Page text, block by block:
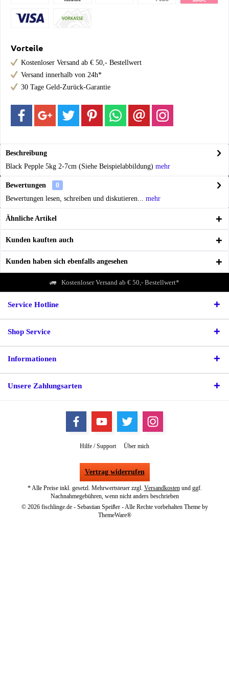
Vorteile
Kostenloser Versand ab € 50,- Bestellwert
Versand innerhalb von 24h*
30 Tage Geld-Zurück-Garantie
Beschreibung
Black Pepple 5kg 2-7cm (Siehe Beispielabbildung) mehr
Bewertungen
0
Bewertungen lesen, schreiben und diskutieren...
mehr
Ähnliche Artikel
Kunden kauften auch
Kunden haben sich ebenfalls angesehen
Kostenloser Versand ab € 50,- Bestellwert*
Service Hotline
Shop Service
Informationen
Unsere Zahlungsarten
Hilfe / Support Über mich
Vertrag widerrufen
* Alle Preise inkl. gesetzl. Mehrwertsteuer zzgl. Versandkostenund ggf.
Nachnahmegebühren, wenn nicht anders beschrieben
© 2026 fischlinge.de - Sebastian Speißer - Alle Rechte vorbehalten Theme by
ThemeWare®